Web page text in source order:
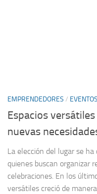
EMPRENDEDORES / EVENTOS
Espacios
nuevas
La elección del lugar se
quienes buscan organizar
celebraciones. En los
versátiles creció de